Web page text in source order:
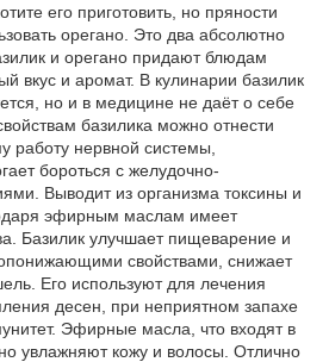
его приготовить, но пряности
орегано. Это два абсолютно
и орегано придают блюдам
вкус и аромат. В кулинарии базилик
но и в медицине не даёт о себе
базилика можно отнести
работу нервной системы,
бороться с желудочно-
Выводит из организма токсины и
эфирным маслам имеет
Базилик улучшает пищеварение и
свойствами, снижает
Его используют для лечения
десен, при неприятном запахе
Эфирные масла, что входят в
увлажняют кожу и волосы. Отлично